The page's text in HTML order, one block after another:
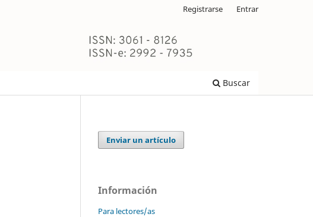
Buscar
Registrarse Entrar
Enviar un artículo
Información
Para lectores/as